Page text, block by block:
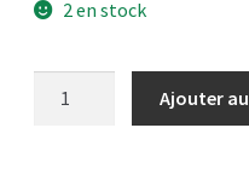
2 en stock
Ajouter